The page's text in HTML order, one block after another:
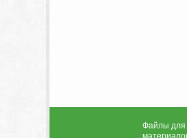
Файлы для